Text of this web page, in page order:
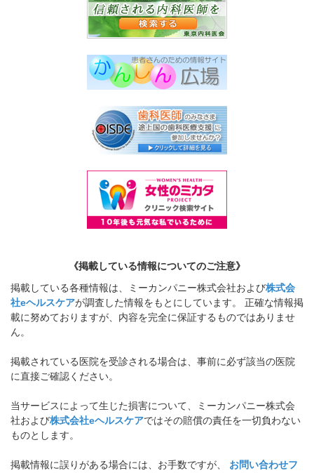
《掲載している情報についてのご注意》
掲載している各種情報は、ミーカンパニー株式会社および株式会
社eヘルスケアが調査した情報をもとにしています。 正確な情報掲
載に努めておりますが、内容を完全に保証するものではありませ
ん。
掲載されている医院を受診される場合は、事前に必ず該当の医院
に直接ご確認ください。
当サービスによって生じた損害について、ミーカンパニー株式会
社および株式会社eヘルスケアではその賠償の責任を一切負わない
ものとします。
掲載情報に誤りがある場合には、お手数ですが、 お問い合わせフ